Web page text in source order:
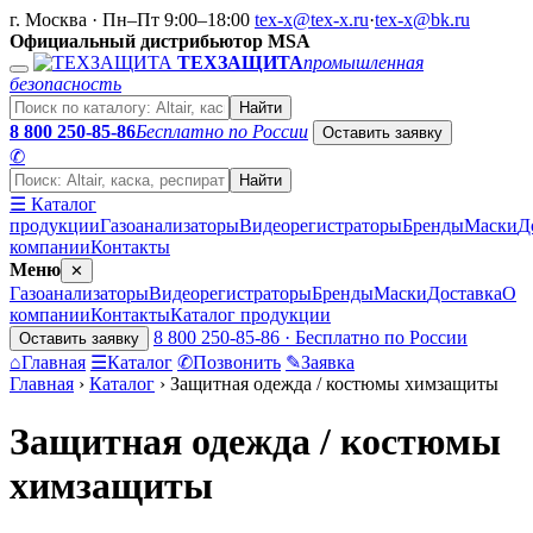
г. Москва · Пн–Пт 9:00–18:00 tex-x@tex-x.ru·tex-x@bk.ru
Официальный дистрибьютор MSA
ТЕХЗАЩИТАпромышленная
безопасность
Найти
8 800 250-85-86Бесплатно по России Оставить заявку
✆
Найти
☰ Каталог
продукцииГазоанализаторыВидеорегистраторыБрендыМаски
компанииКонтакты
Меню ✕
ГазоанализаторыВидеорегистраторыБрендыМаскиДоставкаО
компанииКонтактыКаталог продукции
Оставить заявку
8 800 250-85-86 · Бесплатно по России
⌂Главная ☰Каталог ✆Позвонить ✎Заявка
Главная › Каталог › Защитная одежда / костюмы химзащиты
Защитная одежда / костюмы
химзащиты